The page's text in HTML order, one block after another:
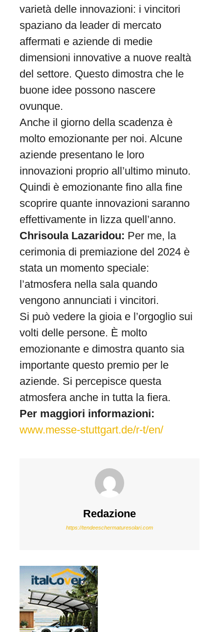
varietà delle innovazioni: i vincitori
spaziano da leader di mercato
affermati e aziende di medie
dimensioni innovative a nuove realtà
del settore. Questo dimostra che le
buone idee possono nascere
ovunque.
Anche il giorno della scadenza è
molto emozionante per noi. Alcune
aziende presentano le loro
innovazioni proprio all’ultimo minuto.
Quindi è emozionante fino alla fine
scoprire quante innovazioni saranno
effettivamente in lizza quell’anno.
Chrisoula Lazaridou: Per me, la
cerimonia di premiazione del 2024 è
stata un momento speciale:
l’atmosfera nella sala quando
vengono annunciati i vincitori.
Si può vedere la gioia e l’orgoglio sui
volti delle persone. È molto
emozionante e dimostra quanto sia
importante questo premio per le
aziende. Si percepisce questa
atmosfera anche in tutta la fiera.
Per maggiori informazioni:
www.messe-stuttgart.de/r-t/en/
Redazione
https://tendeeschermaturesolari.com